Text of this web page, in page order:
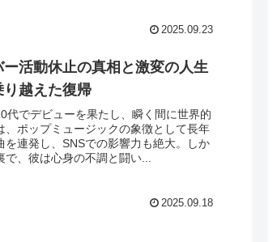
2025.09.23
活動休止の真相と激変の人生
越えた復帰
でデビューを果たし、瞬く間に世界的
、ポップミュージックの象徴として長年
を連発し、SNSでの影響力も絶大。しか
で、彼は心身の不調と闘い...
2025.09.18